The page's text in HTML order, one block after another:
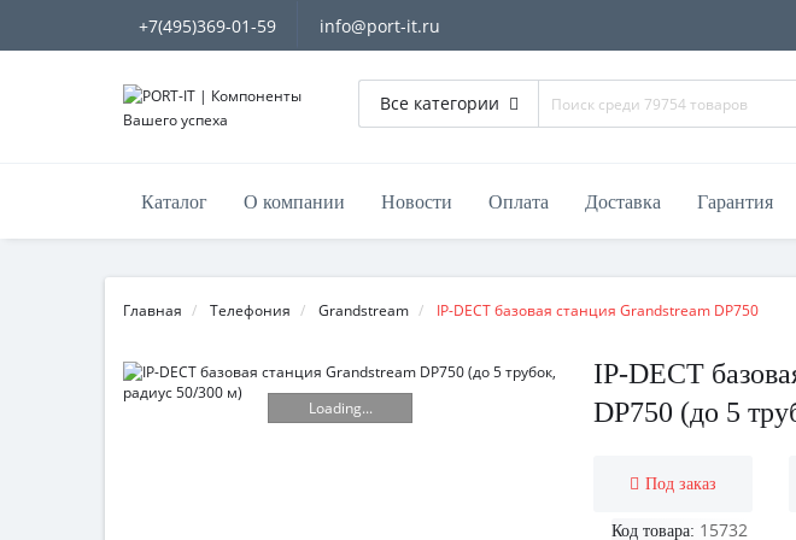
+7(495)369-01-59 info@port-it.ru
Все категории
Каталог О компании Новости Оплата Доставка Гарантия
Главная Телефония Grandstream IP-DECT базовая станция Grandstream DP750
Loading...
IP-DECT
DP750 (до 5
Под заказ
Код товара: 15732